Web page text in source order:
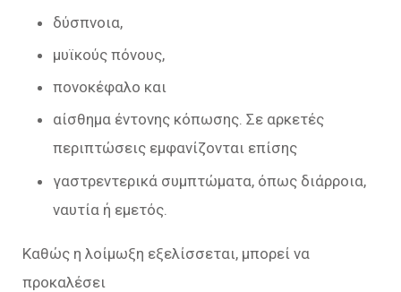
δύσπνοια,
μυϊκούς πόνους,
πονοκέφαλο και
αίσθημα έντονης κόπωσης. Σε αρκετές
περιπτώσεις εμφανίζονται επίσης
γαστρεντερικά συμπτώματα, όπως διάρροια,
ναυτία ή εμετός.
Καθώς η λοίμωξη εξελίσσεται, μπορεί να
προκαλέσει